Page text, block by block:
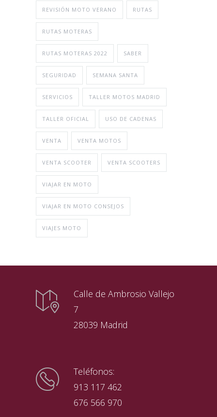
REVISIÓN MOTO VERANO RUTAS
RUTAS MOTERAS
RUTAS MOTERAS 2022 SABER
SEGURIDAD SEMANA SANTA
SERVICIOS TALLER MOTOS MADRID
TALLER OFICIAL USO DE CADENAS
VENTA VENTA MOTOS
VENTA SCOOTER VENTA SCOOTERS
VIAJAR EN MOTO
VIAJAR EN MOTO CONSEJOS
VIAJES MOTO
Calle de Ambrosio Vallejo
7
28039 Madrid
Teléfonos:
913 117 462
676 566 970